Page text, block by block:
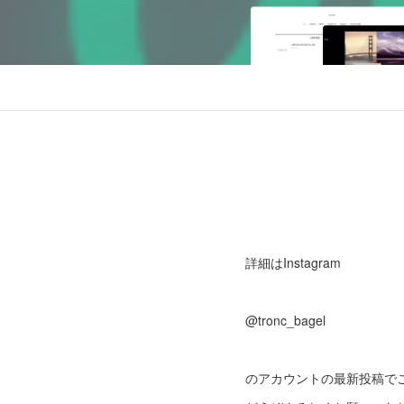
詳細はInstagram
@tronc_bagel
のアカウントの最新投稿で